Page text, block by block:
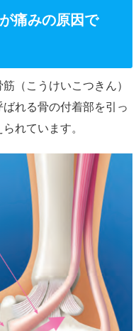
痛みの原因で
（こうけいこつきん）
れる骨の付着部を引っ
れています。